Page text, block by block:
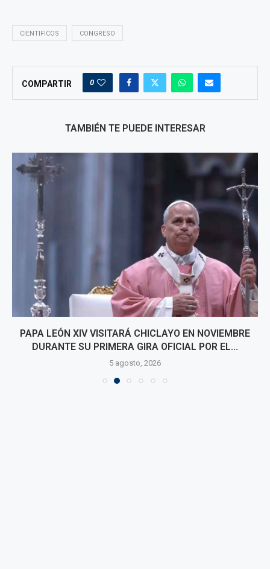
CIENTIFICOS CONGRESO
COMPARTIR 0
TAMBIÉN TE PUEDE INTERESAR
PAPA LEÓN XIV VISITARÁ CHICLAYO EN NOVIEMBRE
DURANTE SU PRIMERA GIRA OFICIAL POR EL...
5 agosto, 2026